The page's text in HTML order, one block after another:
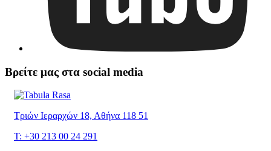
Βρείτε μας στα social media
Τριών Ιεραρχών 18, Αθήνα 118 51
T: +30 213 00 24 291